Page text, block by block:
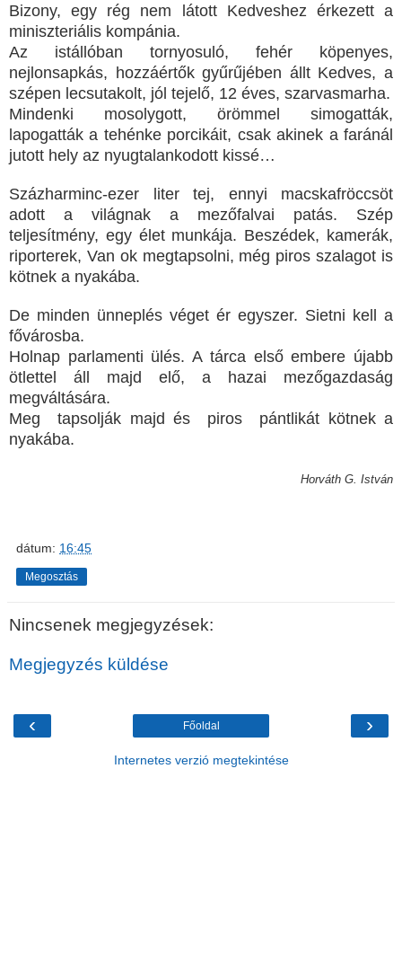
Bizony, egy rég nem látott Kedveshez érkezett a
miniszteriális kompánia.
Az istállóban tornyosuló, fehér köpenyes,
nejlonsapkás, hozzáértők gyűrűjében állt Kedves, a
szépen lecsutakolt, jól tejelő, 12 éves, szarvasmarha.
Mindenki mosolygott, örömmel simogatták,
lapogatták a tehénke porcikáit, csak akinek a faránál
jutott hely az nyugtalankodott kissé…
Százharminc-ezer liter tej, ennyi macskafröccsöt
adott a világnak a mezőfalvai patás. Szép
teljesítmény, egy élet munkája. Beszédek, kamerák,
riporterek, Van ok megtapsolni, még piros szalagot is
kötnek a nyakába.
De minden ünneplés véget ér egyszer. Sietni kell a
fővárosba.
Holnap parlamenti ülés. A tárca első embere újabb
ötlettel áll majd elő, a hazai mezőgazdaság
megváltására.
Meg tapsolják majd és piros pántlikát kötnek a
nyakába.
Horváth G. István
dátum: 16:45
Megosztás
Nincsenek megjegyzések:
Megjegyzés küldése
‹ ›
Főoldal
Internetes verzió megtekintése